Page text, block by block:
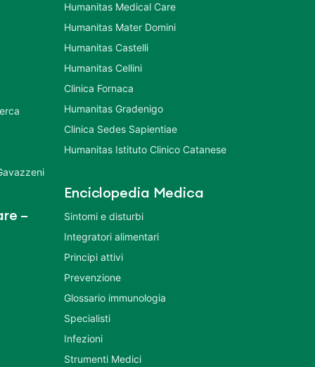
–
Humanitas Medical Care
Humanitas Mater Domini
Humanitas Castelli
Humanitas Cellini
Clinica Fornaca
Humanitas Gradenigo
Clinica Sedes Sapientiae
Humanitas Istituto Clinico Catanese
Enciclopedia Medica
Sintomi e disturbi
Integratori alimentari
Principi attivi
Prevenzione
Glossario immunologia
Specialisti
Infezioni
Strumenti Medici